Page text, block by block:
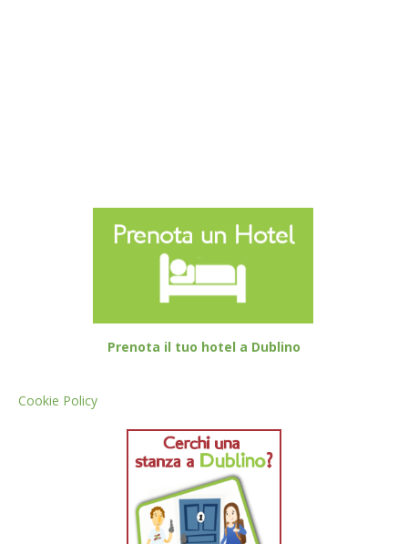
Prenota il tuo hotel a Dublino
Cookie Policy